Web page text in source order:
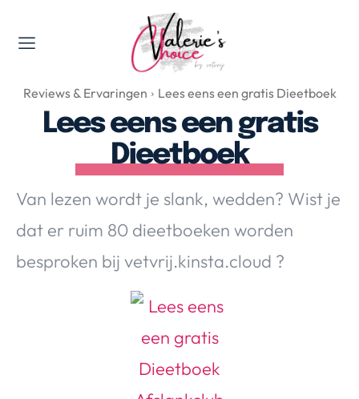
Valerie's Topics
Travel & Culture
Food & Drinks
Happyness & Opmerkelijk
Lifestyle, Sport & Duurzaamheid
Gadgets & Tech
Top 5 van Valerie
Health & Beauty
Huis & Tuin
Nieuws & Media
Reviews & Ervaringen Lees eens een gratis Dieetboek
Lees eens een gratis
Dieetboek
Van lezen wordt je slank, wedden? Wist je
dat er ruim 80 dieetboeken worden
besproken bij vetvrij.kinsta.cloud ?